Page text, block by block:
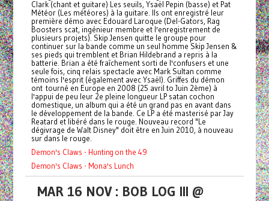
Clark (chant et guitare) Les seuils, Ysaël Pepin (basse) et Pat
Météor (Les météores) à la guitare. Ils ont enregistré leur
première démo avec Edouard Laroque (Del-Gators, Rag
Boosters scat, ingénieur membre et l'enregistrement de
plusieurs projets). Skip Jensen quitte le groupe pour
continuer sur la bande comme un seul homme Skip Jensen &
ses pieds qui tremblent et Brian Hildebrand a repris à la
batterie. Brian a été fraîchement sorti de l'confusers et une
seule fois, cinq relais spectacle avec Mark Sultan comme
témoins l'esprit (également avec Ysaël). Griffes du démon
ont tourné en Europe en 2008 (25 avril to Juin 2ème) à
l'appui de peu leur 2e pleine longueur LP satan cochon
domestique, un album qui a été un grand pas en avant dans
le développement de la bande. Ce LP a été masterisé par Jay
Reatard et libéré dans le rouge. Nouveau record "Le
dégivrage de Walt Disney" doit être en Juin 2010, à nouveau
sur dans le rouge.
Demon's Claws - Hunting on the 49
Demon's Claws - Mona's Lunch
MAR 16 NOV : BOB LOG III @